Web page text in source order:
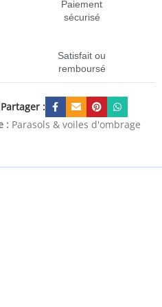
Paiement
sécurisé
Satisfait ou
remboursé
Partager :
: Parasols & voiles d'ombrage